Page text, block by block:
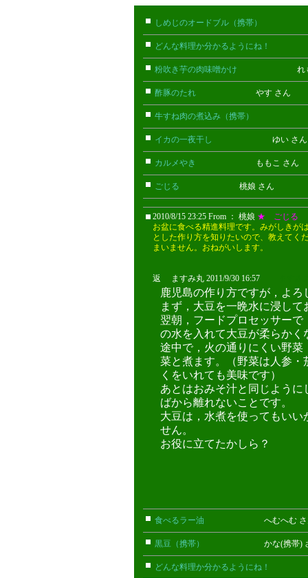
しめじのオードブル（携帯）
どんな料理か分かるようにね！
粉吹き芋の肉味噌かけ れもん
酢豚のたれ やす さん
牛すね肉の煮込み（携帯）
イカの一夜干し ゆい さ
カルメやき ももこ さん
ごじる 桃娘 さん
2010/8/15 23:25 From ： 桃娘 ★ ごじる
お盆に食べる精進料理です。みがしきが
とした作り方を知りたいので、教えてく
まいません。おねがいします。
返 ますみ丸 2011/9/30 16:57
鹿児島の作り方ですが，よろ
まず，大豆を一晩水に浸して
翌朝，フードプロセッサー
の水を入れて大豆が柔らかく
途中で，火の通りにくい野
菜と煮ます。（野菜は人参
くをいれても美味です）
あとはおみそ汁と同じよう
ばから離れないことです。
大豆は，水煮を使ってもい
せん。
お役に立てたかしら？
食べるラー油 へむへむ さ
黒豆（携帯） かな(携帯)
どんな料理か分かるようにね！